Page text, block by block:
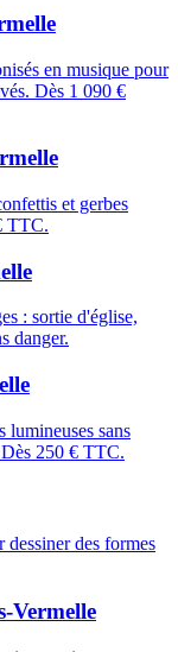
en musique pour
Dès 1 090 €
et gerbes
TTC.
: sortie d'église,
danger.
lumineuses sans
250 € TTC.
dessiner des formes
Vermelle